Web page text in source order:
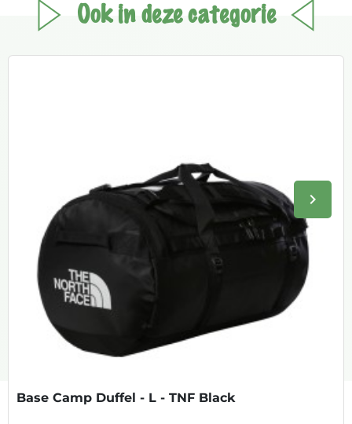
Ook in deze categorie
keyboard_arrow_right
Base Camp Duffel - L - TNF Black